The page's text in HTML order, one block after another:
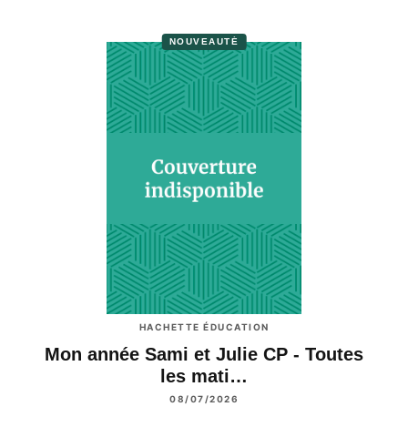
NOUVEAUTÉ
HACHETTE ÉDUCATION
Mon année Sami et Julie CP - Toutes
les mati…
08/07/2026